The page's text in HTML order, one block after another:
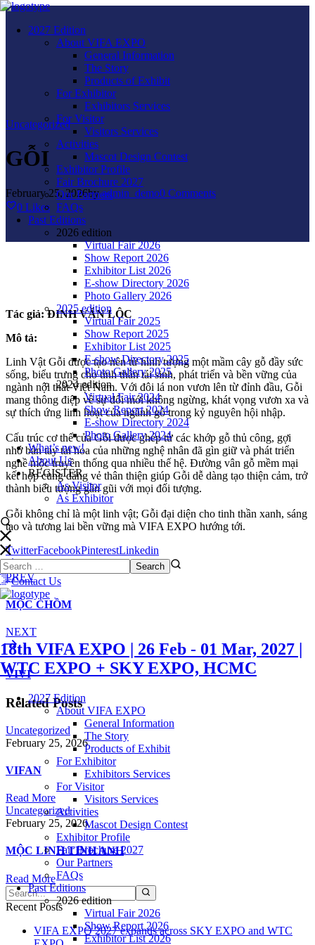
2027 Edition
About VIFA EXPO
General Information
The Story
Products of Exhibit
For Exhibitor
Exhibitors Services
For Visitor
Visitors Services
Activities
Mascot Design Contest
Exhibitor Profile
Fair Brochure 2027
Our Partners
FAQs
Past Editions
2026 edition
Virtual Fair 2026
Show Report 2026
Exhibitor List 2026
E-show Directory 2026
Photo Gallery 2026
2025 edition
Virtual Fair 2025
Show Report 2025
Exhibitor List 2025
E-show Directory 2025
Photo Gallery 2025
2024 edition
Virtual Fair 2024
Show Report 2024
E-show Directory 2024
Photo Gallery 2024
What’s new!
About Us
REGISTER
As Visitor
As Exhibitor
Contact Us
18th VIFA EXPO | 26 Feb - 01 Mar, 2027 |
WTC EXPO + SKY EXPO, HCMC
2027 Edition
About VIFA EXPO
General Information
The Story
Products of Exhibit
For Exhibitor
Exhibitors Services
For Visitor
Visitors Services
Activities
Mascot Design Contest
Exhibitor Profile
Fair Brochure 2027
Our Partners
FAQs
Past Editions
2026 edition
Virtual Fair 2026
Show Report 2026
Exhibitor List 2026
Uncategorized
GỖI
February 25, 2026byadmin_demo0 Comments
0 Likes
Tác giả:ĐINH VĂN LỘC
Mô tả:
Linh Vật Gỗi được tạo nên từ hình tượng một mầm cây gỗ đầy sức
sống, biểu trưng cho tinh thần tái sinh, phát triển và bền vững của
ngành nội thất Việt Nam. Với đôi lá non vươn lên từ đỉnh đầu, Gỗi
mang thông điệp về sự đổi mới không ngừng, khát vọng vươn xa và
sự thích ứng linh hoạt của ngành gỗ trong kỷ nguyên hội nhập.
Cấu trúc cơ thể của Gỗi được ghép từ các khớp gỗ thủ công, gợi
nhớ bàn tay tài hoa của những nghệ nhân đã gìn giữ và phát triển
nghề mộc truyền thống qua nhiều thế hệ. Đường vân gỗ mềm mại
kết hợp cùng dáng vẻ thân thiện giúp Gỗi dễ dàng tạo thiện cảm, trở
thành biểu tượng gần gũi với mọi đối tượng.
Gỗi không chỉ là một linh vật; Gỗi đại diện cho tinh thần xanh, sáng
tạo và tương lai bền vững mà VIFA EXPO hướng tới.
TwitterFacebookPinterestLinkedin
PREV
MỘC CHỒM
NEXT
VIVI
Related Posts
Uncategorized
February 25, 2026
VIFAN
Read More
Uncategorized
February 25, 2026
MỘC LINH TINH ANH
Read More
Recent Posts
VIFA EXPO 2027 expands across SKY EXPO and WTC